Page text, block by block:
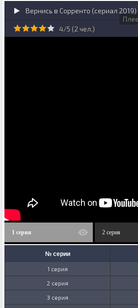
Вернись в Сорренто (сериал 2019)
4/5 (2 чел.)
1 серия 2 серия
№ серии
1 серия
2 серия
3 серия